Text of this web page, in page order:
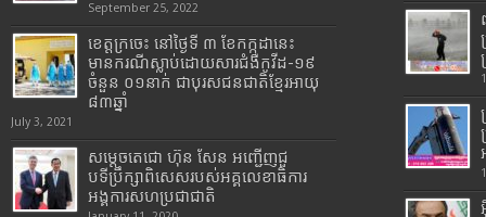
September 25, 2022
ខេត្តក្រចេះ នៅថ្ងៃទី ៣ ខែកក្កដានេះ
មានករណីស្លាប់ដោយសារជំងឺកូវីដ-១៩
ចំនួន ០១នាក់ ជាបុរសជនជាតិខ្មែរអាយុ
៨៣ឆ្នាំ
July 3, 2021
សម្តេចតេជោ ហ៊ុន សែន អញ្ជើញជួ
បទីប្រឹក្សាពិសេសរបស់អគ្គលេខាធិការ
អង្គការសហប្រជាជាតិ